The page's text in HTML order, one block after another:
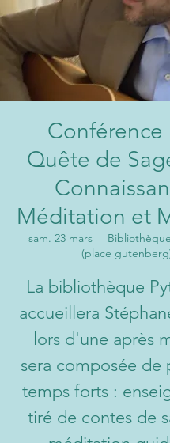
Conférence
Quête de
Méditation et
sam. 23 mars
  |
(place
La bibliothèque
accueillera
lors d'une après
sera composée de
temps forts :
tiré de contes de